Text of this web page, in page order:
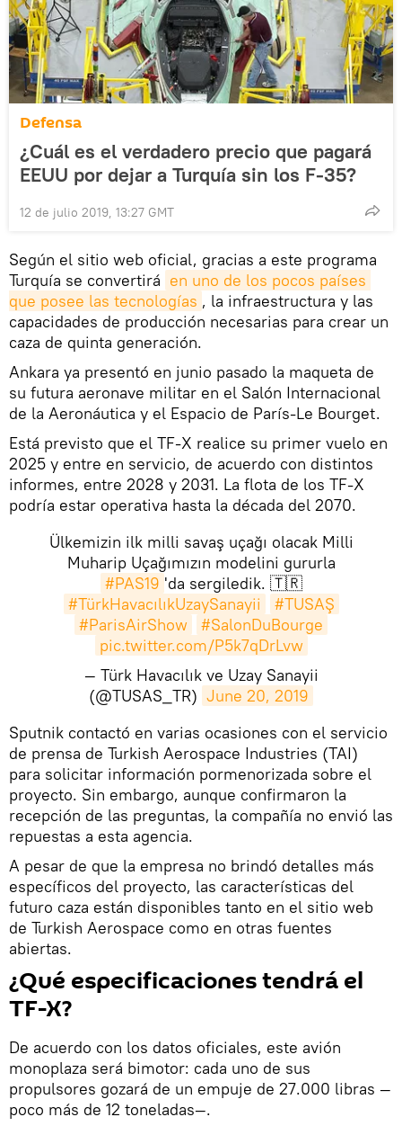
Defensa
¿Cuál es el verdadero precio que pagará
EEUU por dejar a Turquía sin los F-35?
12 de julio 2019, 13:27 GMT
Según el sitio web oficial, gracias a este programa
Turquía se convertirá en uno de los pocos países
que posee las tecnologías , la infraestructura y las
capacidades de producción necesarias para crear un
caza de quinta generación.
Ankara ya presentó en junio pasado la maqueta de
su futura aeronave militar en el Salón Internacional
de la Aeronáutica y el Espacio de París-Le Bourget.
Está previsto que el TF-X realice su primer vuelo en
2025 y entre en servicio, de acuerdo con distintos
informes, entre 2028 y 2031. La flota de los TF-X
podría estar operativa hasta la década del 2070.
Ülkemizin ilk milli savaş uçağı olacak Milli
Muharip Uçağımızın modelini gururla
#PAS19 'da sergiledik. 🇹🇷
#TürkHavacılıkUzaySanayii
#TUSAŞ
#ParisAirShow
#SalonDuBourge
pic.twitter.com/P5k7qDrLvw
— Türk Havacılık ve Uzay Sanayii
(@TUSAS_TR) June 20, 2019
​Sputnik contactó en varias ocasiones con el servicio
de prensa de Turkish Aerospace Industries (TAI)
para solicitar información pormenorizada sobre el
proyecto. Sin embargo, aunque confirmaron la
recepción de las preguntas, la compañía no envió las
repuestas a esta agencia.
A pesar de que la empresa no brindó detalles más
específicos del proyecto, las características del
futuro caza están disponibles tanto en el sitio web
de Turkish Aerospace como en otras fuentes
abiertas.
¿Qué especificaciones tendrá el
TF-X?
De acuerdo con los datos oficiales, este avión
monoplaza será bimotor: cada uno de sus
propulsores gozará de un empuje de 27.000 libras —
poco más de 12 toneladas—.